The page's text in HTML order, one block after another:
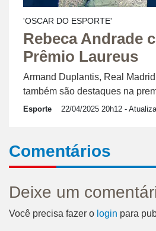
'OSCAR DO ESPORTE'
Rebeca Andrade
Prêmio Laureus
Armand Duplantis, Real
também são destaques na
Esporte 22/04/2025 20h12 -
Comentários
Deixe um
Você precisa fazer o login para